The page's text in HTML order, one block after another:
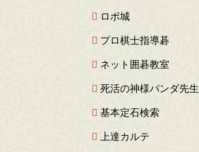
ロボ城
プロ棋士指導碁
ネット囲碁教室
死活の神様パンダ先生
基本定石検索
上達カルテ